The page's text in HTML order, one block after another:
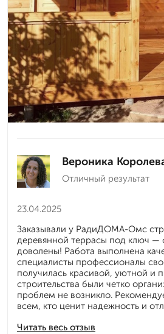
Вероника
Отличный результат
23.04.2025
Читать весь отзыв
Заказывали у РадиДОМА-Омс
деревянной террасы под ключ —
доволены! Работа выполнена
специалисты профессионалы
получилась красивой, уютной и
строительства были четко
проблем не возникло.
всем, кто ценит надежность и